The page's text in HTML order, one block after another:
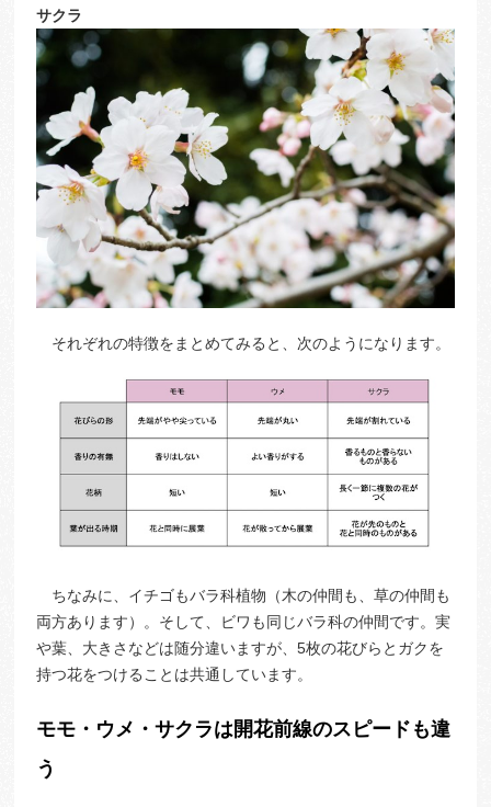
サクラ
それぞれの特徴をまとめてみると、次のようになります。
ちなみに、イチゴもバラ科植物（木の仲間も、草の仲間も
両方あります）。そして、ビワも同じバラ科の仲間です。実
や葉、大きさなどは随分違いますが、5枚の花びらとガクを
持つ花をつけることは共通しています。
モモ・ウメ・サクラは開花前線のスピードも違
う